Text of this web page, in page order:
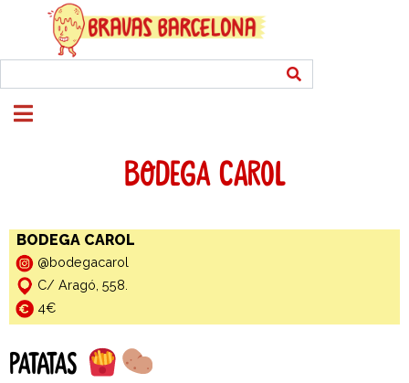
BODEGA CAROL
BODEGA CAROL
@bodegacarol
C/ Aragó, 558.
4€
PATATAS